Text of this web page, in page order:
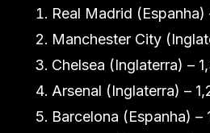
Real Madrid (Espanha)
Manchester City
Chelsea (Inglaterra) –
Arsenal (Inglaterra) –
Barcelona (Espanha) –